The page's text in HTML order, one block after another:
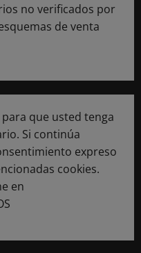
no verificados por
de venta
que usted tenga
Si continúa
expreso
cookies.
en